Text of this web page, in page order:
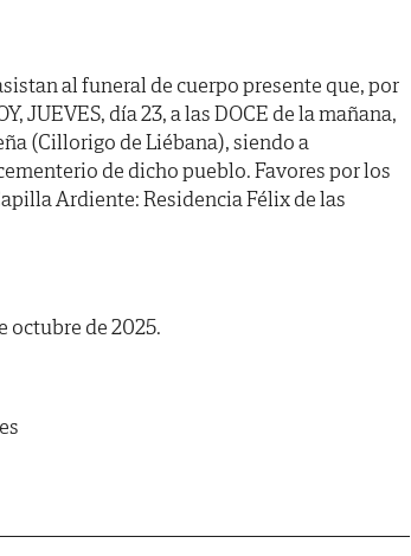
al funeral de cuerpo presente que, por
JUEVES, día 23, a las DOCE de la mañana,
(Cillorigo de Liébana), siendo a
de dicho pueblo. Favores por los
Ardiente: Residencia Félix de las
octubre de 2025.